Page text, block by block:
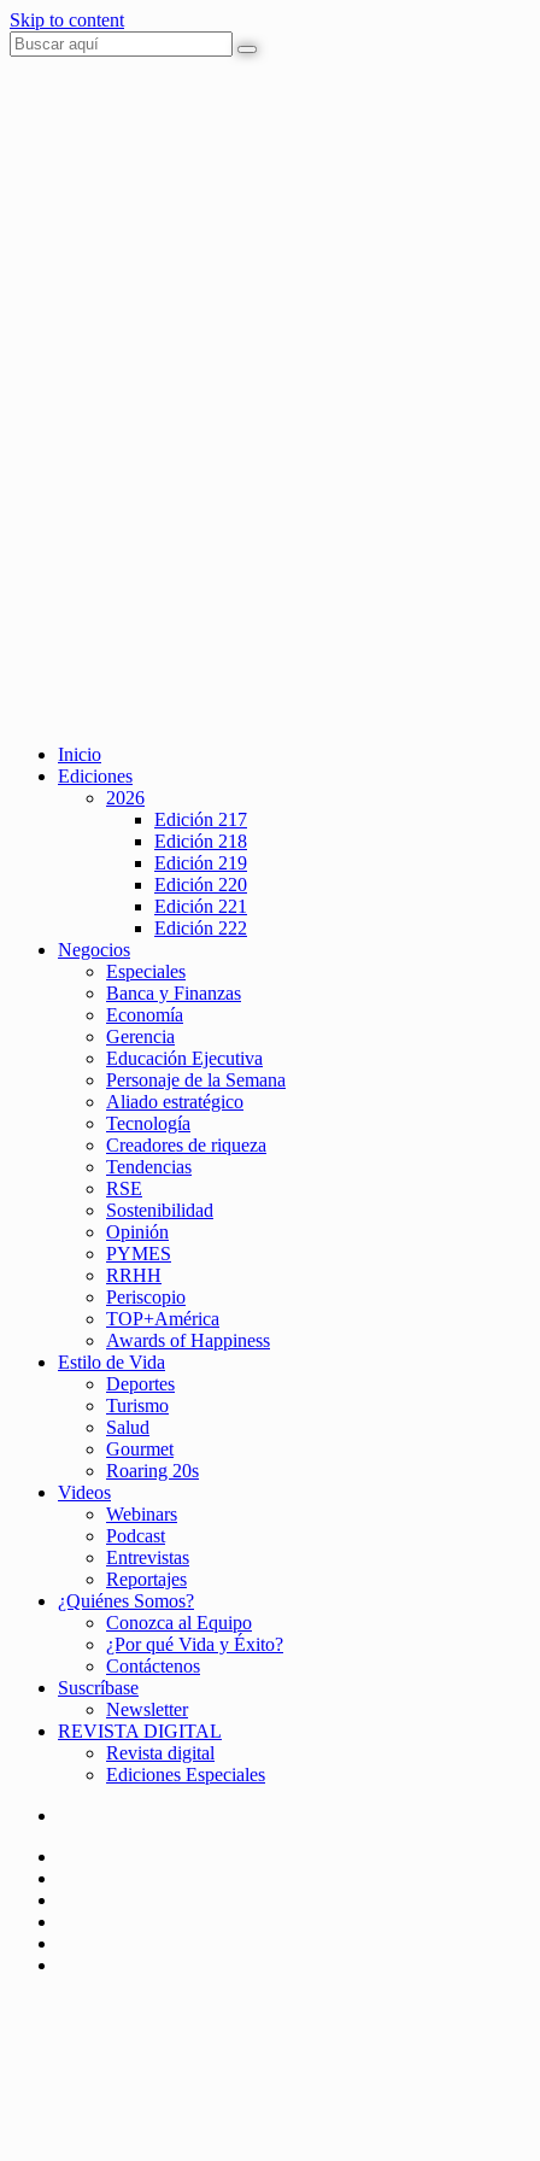
Skip to content
Inicio
Ediciones
2026
Edición 217
Edición 218
Edición 219
Edición 220
Edición 221
Edición 222
Negocios
Especiales
Banca y Finanzas
Economía
Gerencia
Educación Ejecutiva
Personaje de la Semana
Aliado estratégico
Tecnología
Creadores de riqueza
Tendencias
RSE
Sostenibilidad
Opinión
PYMES
RRHH
Periscopio
TOP+América
Awards of Happiness
Estilo de Vida
Deportes
Turismo
Salud
Gourmet
Roaring 20s
Videos
Webinars
Podcast
Entrevistas
Reportajes
¿Quiénes Somos?
Conozca al Equipo
¿Por qué Vida y Éxito?
Contáctenos
Suscríbase
Newsletter
REVISTA DIGITAL
Revista digital
Ediciones Especiales